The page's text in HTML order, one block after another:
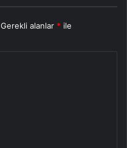
Gerekli alanlar * ile